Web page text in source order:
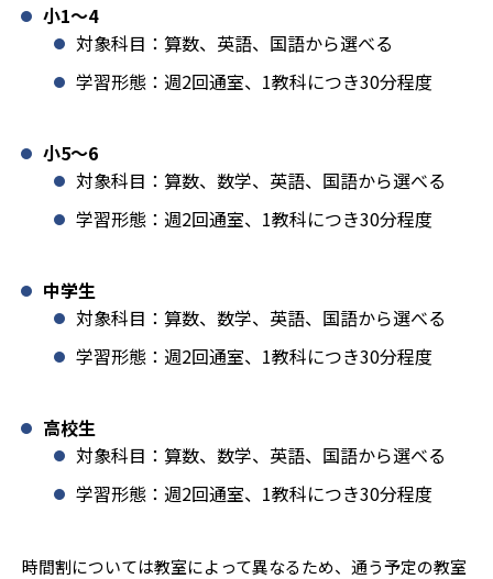
小1️〜4
対象科目：算数、英語、国語から選べる
学習形態：週2回通室、1教科につき30分程度
小5〜6
対象科目：算数、数学、英語、国語から選べる
学習形態：週2回通室、1教科につき30分程度
中学生
対象科目：算数、数学、英語、国語から選べる
学習形態：週2回通室、1教科につき30分程度
高校生
対象科目：算数、数学、英語、国語から選べる
学習形態：週2回通室、1教科につき30分程度
時間割については教室によって異なるため、通う予定の教室